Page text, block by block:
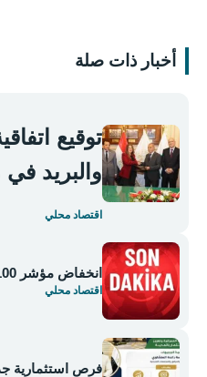
أخبار ذات صلة
توقيع
والبريد
اقتصاد محلي
انخفاض مؤشر BIST 100 في بورصة إسطنبول
اقتصاد محلي
فرص استثمارية